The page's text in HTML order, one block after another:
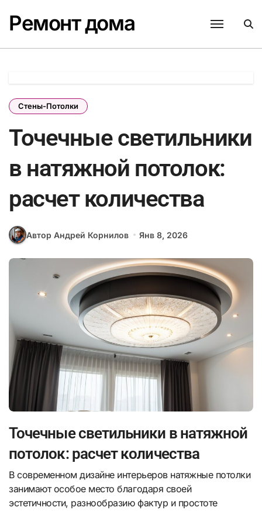
содержанию
Ремонт дома
Стены-Потолки
Точечные светильники
в натяжной потолок:
расчет количества
Автор Андрей Корнилов Янв 8, 2026
Точечные светильники в натяжной
потолок: расчет количества
В современном дизайне интерьеров натяжные потолки
занимают особое место благодаря своей
эстетичности, разнообразию фактур и простоте